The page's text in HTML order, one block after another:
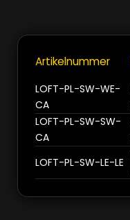
Leinen
Schwarz
Artikelnummer
LOFT-PL-SW-WE-
CA
LOFT-PL-SW-SW-
CA
LOFT-PL-SW-LE-LE